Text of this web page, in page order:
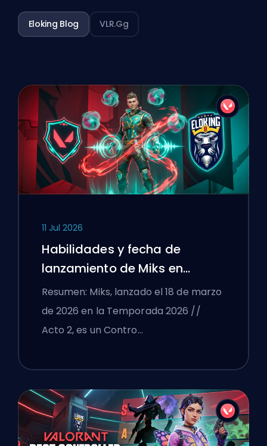
Eloking Blog VLR.gg
11 Jul 2026
Habilidades y fecha de
lanzamiento de Miks en
VALORANT explicadas
Resumen: Miks, lanzado el 18 de marzo
de 2026 en la Temporada 2026 //
Acto 2, es un Contro…